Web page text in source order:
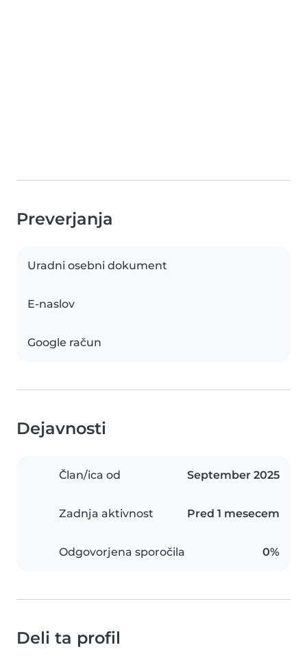
Preverjanja
Uradni osebni dokument
E-naslov
Google račun
Dejavnosti
Član/ica od September 2025
Zadnja aktivnost Pred 1 mesecem
Odgovorjena sporočila 0%
Deli ta profil